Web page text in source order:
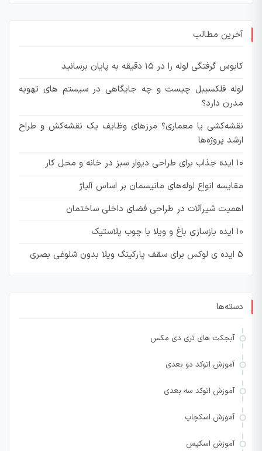
آخرین مطالب
کابوس گرفتگی لوله را در ۱۵ دقیقه به پایان برسانید
لوله فلکسیبل چیست و چه جایگاهی در سیستم های تهویه
مدرن دارد؟
نقشه‌کشی یا معماری؟ مرزهای وظایف یک نقشه‌کش و طراح
ارشد پروژه‌ها
۱۰ ایده جذاب برای طراحی دیوار سبز در خانه و محل کار
مقایسه انواع لوله‌های مانیسمان بر اساس آلیاژ
اهمیت شیرآلات در طراحی فضای داخلی ساختمان
۱۰ ایده‌ بازسازی باغ و ویلا با چوب پلاستیک
5 ایده ی لوکس برای سقف پارکینگ ویلا بدون شلوغی بصری
دسته‌ها
آبجکت های تری دی مکس
آموزش اتوکد دو بعدی
آموزش اتوکد سه بعدی
آموزش اسکچاپ
آموزش اسکیس